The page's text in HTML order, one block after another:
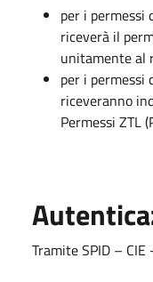
per i permessi
riceverà il
unitamente al
per i permessi
riceveranno
Permessi ZTL
Tramite SPID – CIE